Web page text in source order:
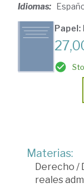
Idiomas:
Papel:
Materias:
Derecho /
reales